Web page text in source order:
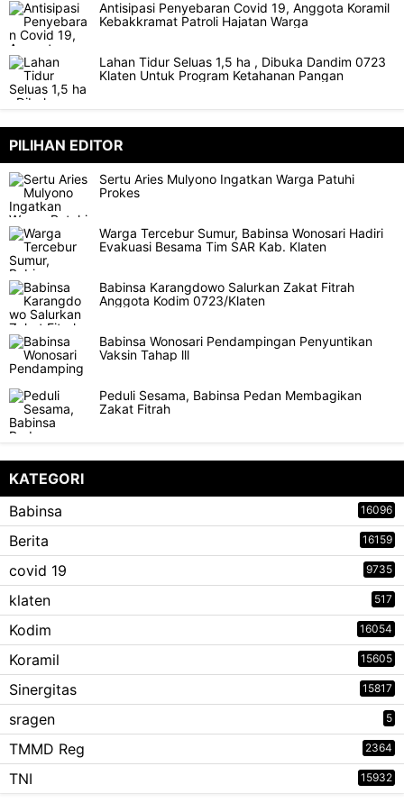
Antisipasi Penyebaran Covid 19, Anggota Koramil
Kebakkramat Patroli Hajatan Warga
Lahan Tidur Seluas 1,5 ha , Dibuka Dandim 0723
Klaten Untuk Program Ketahanan Pangan
PILIHAN EDITOR
Sertu Aries Mulyono Ingatkan Warga Patuhi
Prokes
Warga Tercebur Sumur, Babinsa Wonosari Hadiri
Evakuasi Besama Tim SAR Kab. Klaten
Babinsa Karangdowo Salurkan Zakat Fitrah
Anggota Kodim 0723/Klaten
Babinsa Wonosari Pendampingan Penyuntikan
Vaksin Tahap lll
Peduli Sesama, Babinsa Pedan Membagikan
Zakat Fitrah
KATEGORI
Babinsa
16096
Berita 16159
covid 19 9735
klaten 517
Kodim 16054
Koramil 15605
Sinergitas 15817
sragen 5
TMMD Reg 2364
TNI 15932